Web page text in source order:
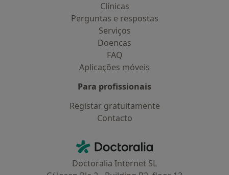
Clínicas
Perguntas e respostas
Serviços
Doencas
FAQ
Aplicações móveis
Para profissionais
Registar gratuitamente
Contacto
Doctoralia - Homepage
Doctoralia Internet SL